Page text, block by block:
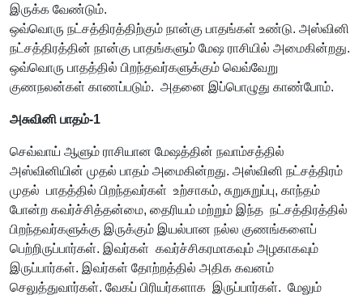
இருக்க வேண்டும்.
ஒவ்வொரு நட்சத்திரத்திற்கும் நான்கு பாதங்கள் உண்டு. அஸ்வினி
நட்சத்திரத்தின் நான்கு பாதங்களும் மேஷ ராசியில் அமைகின்றது.
ஒவ்வொரு பாதத்தில் பிறந்தவர்களுக்கும் வெவ்வேறு
குணநலன்கள் காணப்படும். அதனை இப்பொழுது காண்போம்.
அசுவினி பாதம்-1
செவ்வாய் ஆளும் ராசியான மேஷத்தின் நவாம்சத்தில்
அஸ்வினியின் முதல் பாதம் அமைகின்றது. அஸ்வினி நட்சத்திரம்
முதல் பாதத்தில் பிறந்தவர்கள் உற்சாகம், சுறுசுறுப்பு, காந்தம்
போன்ற கவர்ச்சித்தன்மை, தைரியம் மற்றும் இந்த நட்சத்திரத்தில்
பிறந்தவர்களுக்கு இருக்கும் இயல்பான நல்ல குணங்களைப்
பெற்றிருப்பார்கள். இவர்கள் கவர்ச்சிகரமாகவும் அழகாகவும்
இருப்பார்கள். இவர்கள் தோற்றத்தில் அதிக கவனம்
செலுத்துவார்கள். வேகப் பிரியர்களாக இருப்பார்கள். மேலும்